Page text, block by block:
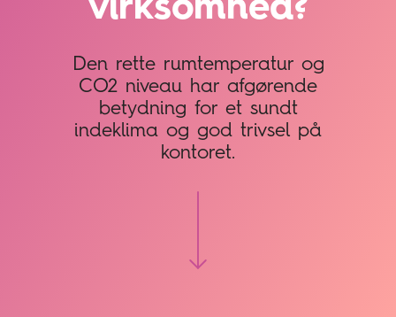
virksomhed?
Den rette rumtemperatur og
CO2 niveau har afgørende
betydning for et sundt
indeklima og god trivsel på
kontoret.